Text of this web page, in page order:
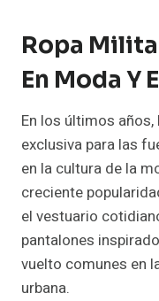
Ropa
En Moda Y
En los últimos
exclusiva para las
en la cultura de la
creciente
el vestuario
pantalones
vuelto comunes en
urbana.